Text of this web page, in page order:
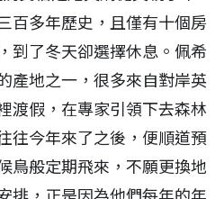
百多年歷史，且僅有十個房
到了冬天卻選擇休息。佩希
產地之一，很多來自對岸英
渡假，在專家引領下去森林
往今年來了之後，便順道預
鳥般定期飛來，不願更換地